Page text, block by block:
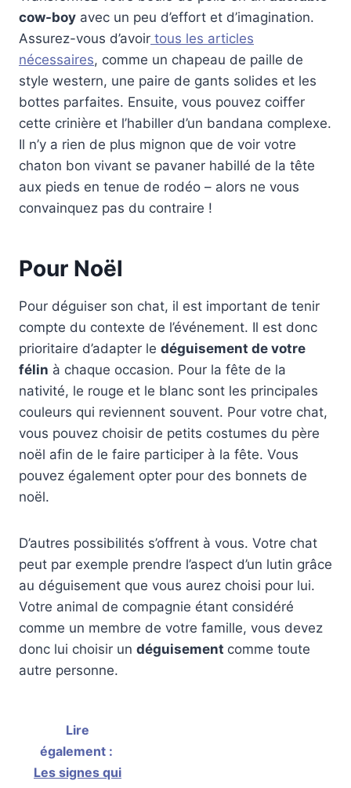
cow-boy avec un peu d’effort et d’imagination.
Assurez-vous d’avoir tous les articles
nécessaires, comme un chapeau de paille de
style western, une paire de gants solides et les
bottes parfaites. Ensuite, vous pouvez coiffer
cette crinière et l’habiller d’un bandana complexe.
Il n’y a rien de plus mignon que de voir votre
chaton bon vivant se pavaner habillé de la tête
aux pieds en tenue de rodéo – alors ne vous
convainquez pas du contraire !
Pour Noël
Pour déguiser son chat, il est important de tenir
compte du contexte de l’événement. Il est donc
prioritaire d’adapter le déguisement de votre
félin à chaque occasion. Pour la fête de la
nativité, le rouge et le blanc sont les principales
couleurs qui reviennent souvent. Pour votre chat,
vous pouvez choisir de petits costumes du père
noël afin de le faire participer à la fête. Vous
pouvez également opter pour des bonnets de
noël.
D’autres possibilités s’offrent à vous. Votre chat
peut par exemple prendre l’aspect d’un lutin grâce
au déguisement que vous aurez choisi pour lui.
Votre animal de compagnie étant considéré
comme un membre de votre famille, vous devez
donc lui choisir un déguisement comme toute
autre personne.
Lire
également :
Les signes qui